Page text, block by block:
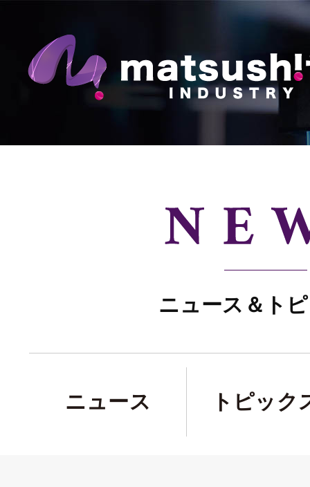
ニュース＆ト
ニュース トピック